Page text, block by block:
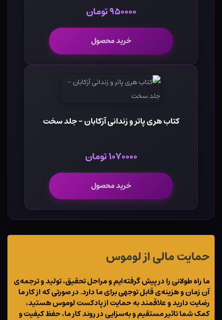
۹۵۰۰۰۰ تومان
خرید محصول
کتاب هری پاتر و زندانی آزکابان - جلد سخت
۱۰۷۰۰۰۰ تومان
خرید محصول
حمایت مالی از لوموس
ما راه طولانی را در پیش گرفته‌ایم و مراحل تحقیق، تولید و ترجمه‌ی
آن زمان و هزینه‌ی قابل توجهی برای ما دارد. در صورتی که از کار ما
رضایت دارید و علاقمند به حمایت از پادکست لوموس هستید،
کمک شما تاثیر مستقیم و به‌سزایی در روند کار ما، حفظ کیفیت و